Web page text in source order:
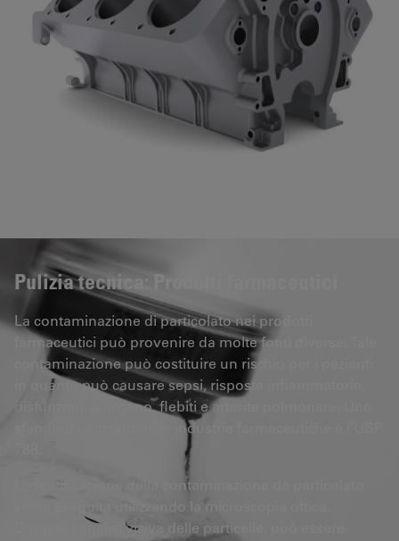
Pulizia tecnica: Prodotti farmaceutici
La contaminazione di particolato nei prodotti
farmaceutici può provenire da molte fonti diverse. Tale
contaminazione può costituire un rischio per i pazienti
in quanto può causare sepsi, risposte infiammatorie,
disfunzioni d'organo, flebiti e arterite polmonare. Uno
standard utilizzato nelle industrie farmaceutiche è l’USP
L'identificazione della contaminazione da particolato
viene eseguita utilizzando la microscopia ottica.
Durante l'analisi visiva delle particelle, può essere